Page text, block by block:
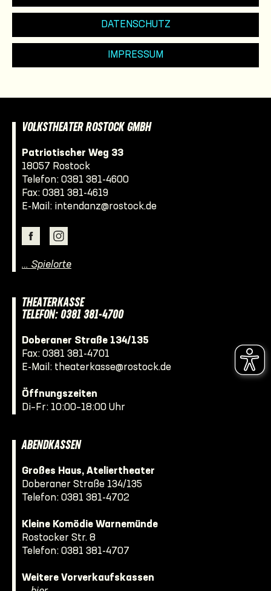
DATENSCHUTZ
IMPRESSUM
VOLKSTHEATER ROSTOCK GMBH
Patriotischer Weg 33
18057 Rostock
Telefon: 0381 381-4600
Fax: 0381 381-4619
E-Mail: intendanz@rostock.de
… Spielorte
THEATERKASSE
TELEFON: 0381 381-4700
Doberaner Straße 134/135
Fax: 0381 381-4701
E-Mail: theaterkasse@rostock.de
Öffnungszeiten
Di–Fr: 10:00–18:00 Uhr
ABENDKASSEN
Großes Haus, Ateliertheater
Doberaner Straße 134/135
Telefon: 0381 381-4702
Kleine Komödie Warnemünde
Rostocker Str. 8
Telefon: 0381 381-4707
Weitere Vorverkaufskassen